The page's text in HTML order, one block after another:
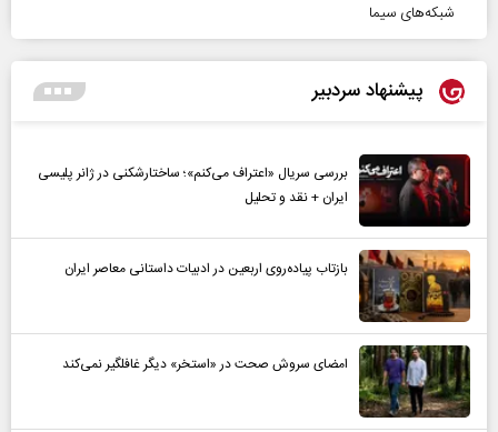
شبکه‌های سیما
پیشنهاد سردبیر
بررسی سریال «اعتراف می‌کنم»؛ ساختارشکنی در ژانر پلیسی
ایران + نقد و تحلیل
بازتاب پیاده‌روی اربعین در ادبیات داستانی معاصر ایران
امضای سروش صحت در «استخر» دیگر غافلگیر نمی‌کند